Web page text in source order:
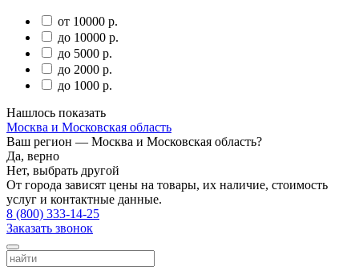
от 10000 р.
до 10000 р.
до 5000 р.
до 2000 р.
до 1000 р.
Нашлось показать
Москва и Московская область
Ваш регион — Москва и Московская область?
Да, верно
Нет, выбрать другой
От города зависят цены на товары, их наличие, стоимость
услуг и контактные данные.
8 (800) 333-14-25
Заказать звонок